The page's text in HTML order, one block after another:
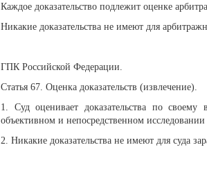
Каждое доказательство подлежит оценке
Никакие доказательства не имеют для
ГПК Российской Федерации.
Статья 67. Оценка доказательств (извлечение).
1. Суд оценивает доказательства по
объективном и непосредственном исследовании
2. Никакие доказательства не имеют для суда